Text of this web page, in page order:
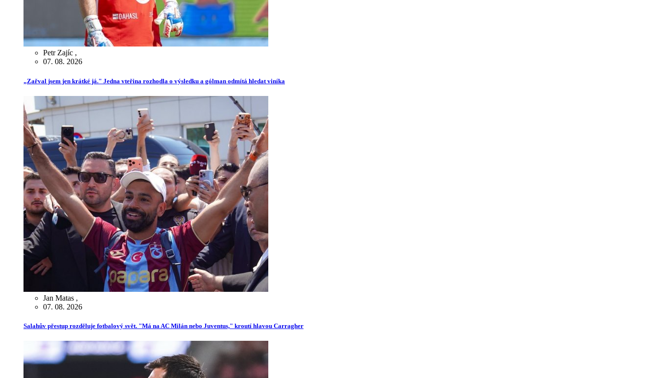
Petr Zajíc ,
07. 08. 2026
„Zařval jsem jen krátké já." Jedna vteřina rozhodla o výsledku a gólman odmítá hledat viníka
Jan Matas ,
07. 08. 2026
Salahův přestup rozděluje fotbalový svět. "Má na AC Milán nebo Juventus," kroutí hlavou Carragher